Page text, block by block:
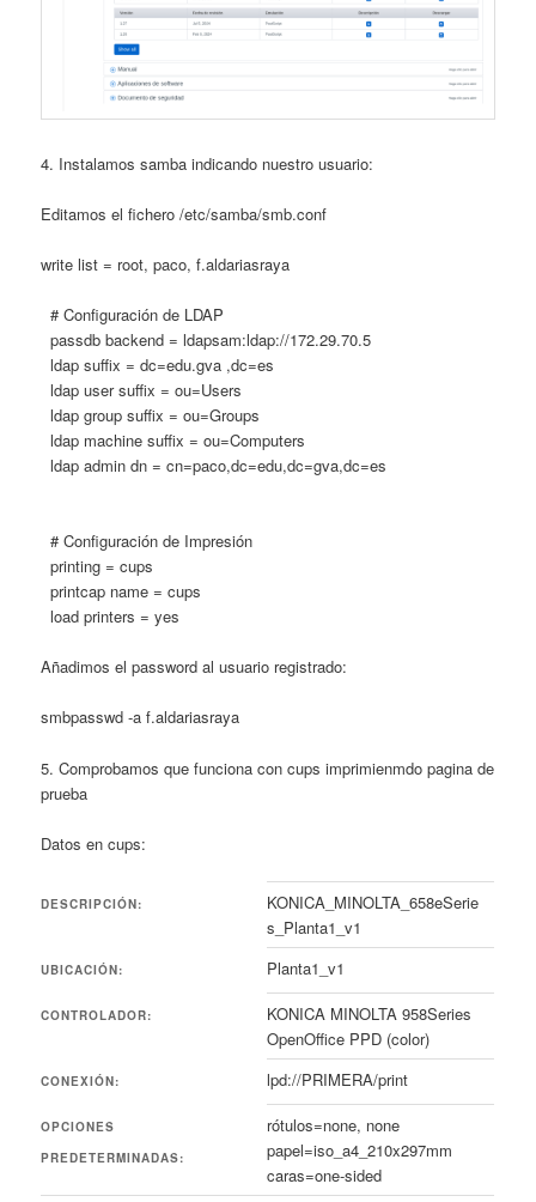
4. Instalamos samba indicando nuestro usuario:
Editamos el fichero /etc/samba/smb.conf
write list = root, paco, f.aldariasraya
# Configuración de LDAP
passdb backend = ldapsam:ldap://172.29.70.5
ldap suffix = dc=edu.gva ,dc=es
ldap user suffix = ou=Users
ldap group suffix = ou=Groups
ldap machine suffix = ou=Computers
ldap admin dn = cn=paco,dc=edu,dc=gva,dc=es
# Configuración de Impresión
printing = cups
printcap name = cups
load printers = yes
Añadimos el password al usuario registrado:
smbpasswd -a f.aldariasraya
5. Comprobamos que funciona con cups imprimienmdo pagina de
prueba
Datos en cups:
DESCRIPCIÓN:
KONICA_MINOLTA_658eSerie
s_Planta1_v1
UBICACIÓN: Planta1_v1
CONTROLADOR:
KONICA MINOLTA 958Series
OpenOffice PPD (color)
CONEXIÓN: lpd://PRIMERA/print
OPCIONES
PREDETERMINADAS:
rótulos=none, none
papel=iso_a4_210x297mm
caras=one-sided